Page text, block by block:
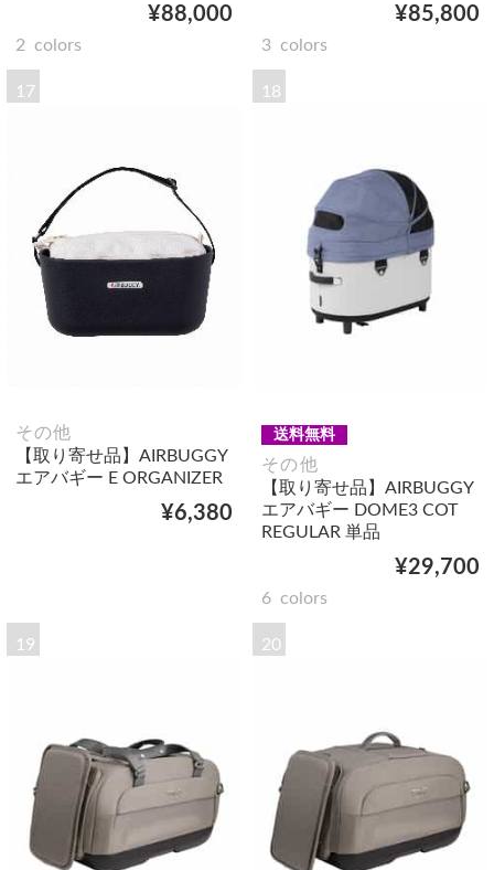
¥88,000
2 colors
¥85,800
3 colors
17
その他
【取り寄せ品】AIRBUGGY
エアバギー E ORGANIZER
¥6,380
18
送料無料
その他
【取り寄せ品】AIRBUGGY
エアバギー DOME3 COT
REGULAR 単品
¥29,700
6 colors
19 20